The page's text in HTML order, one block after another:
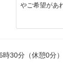
やご希望があ
30分（休憩0分）